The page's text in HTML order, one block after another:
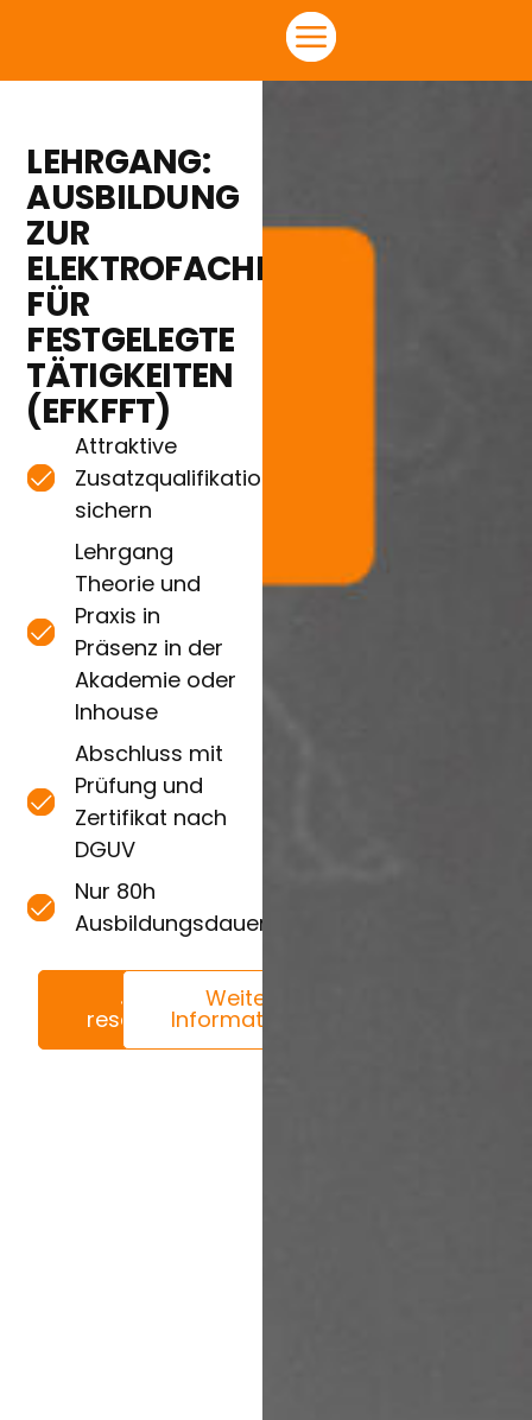
LEHRGANG:
AUSBILDUNG
ZUR
ELEKTROFACHKRAFT
FÜR
FESTGELEGTE
TÄTIGKEITEN
(EFKFFT)
Attraktive
Zusatzqualifikation
sichern
Lehrgang
Theorie und
Praxis in
Präsenz in der
Akademie oder
Inhouse
Abschluss mit
Prüfung und
Zertifikat nach
DGUV
Nur 80h
Ausbildungsdauer
Jetzt
reservieren
Weitere
Informationen